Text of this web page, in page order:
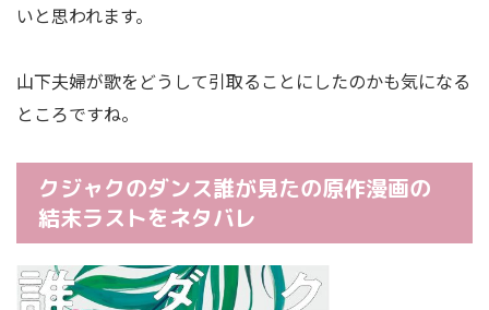
いと思われます。
山下夫婦が歌をどうして引取ることにしたのかも気になる
ところですね。
クジャクのダンス誰が見たの原作漫画の
結末ラストをネタバレ